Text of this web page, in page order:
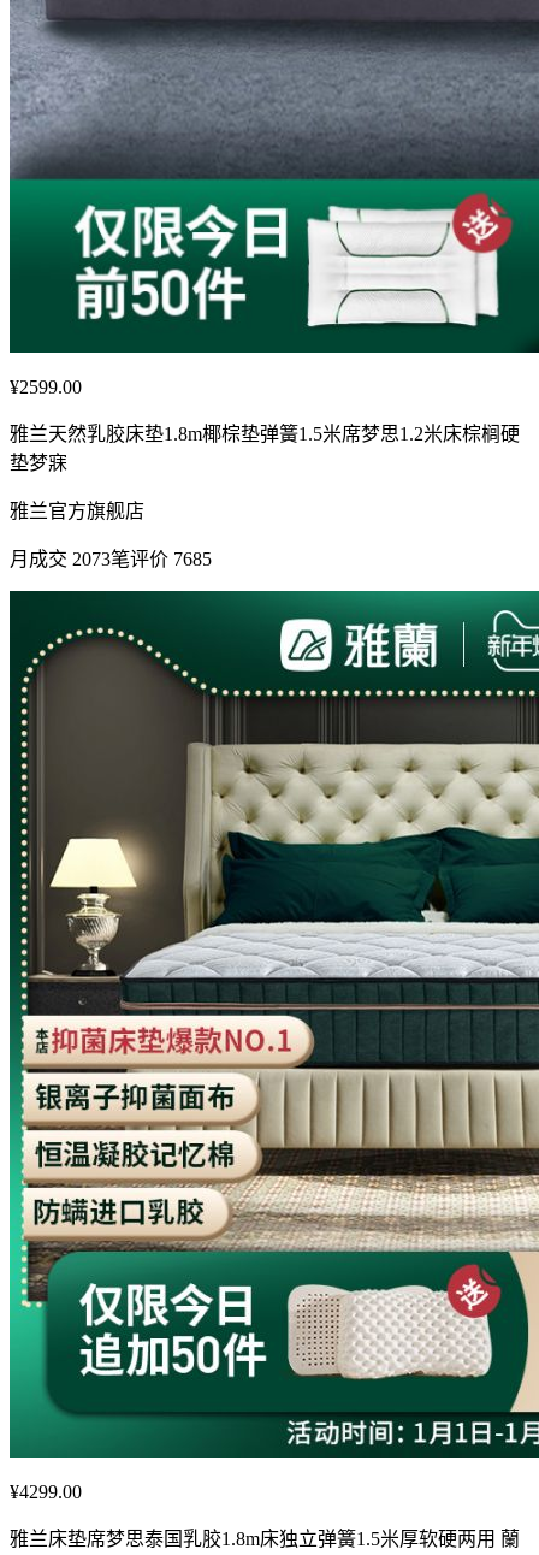
¥2599.00
雅兰天然乳胶床垫1.8m椰棕垫弹簧1.5米席梦思1.2米床棕榈硬
垫梦寐
雅兰官方旗舰店
月成交 2073笔评价 7685
¥4299.00
雅兰床垫席梦思泰国乳胶1.8m床独立弹簧1.5米厚软硬两用 蘭